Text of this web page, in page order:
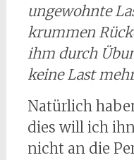
ungewohnte
krummen
ihm durch
keine Last
Natürlich
dies will ich
nicht an die